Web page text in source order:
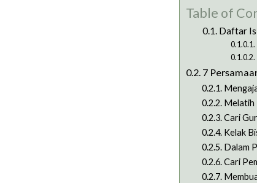
Table of
Daftar
7
Melatih
Cari
Kelak
Dalam
Cari